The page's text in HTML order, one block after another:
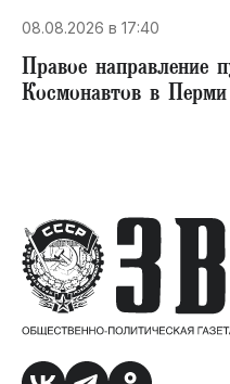
08.08.2026 в 17:40
Правое направление
Космонавтов в